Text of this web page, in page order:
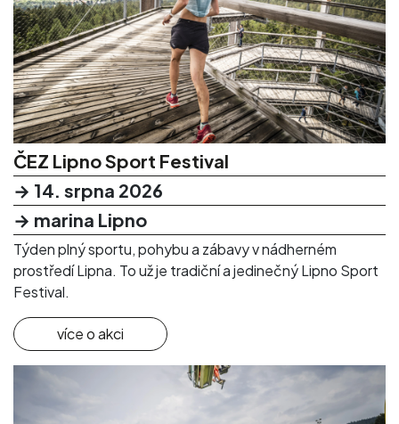
ČEZ Lipno Sport Festival
→ 14. srpna 2026
→ marina Lipno
Týden plný sportu, pohybu a zábavy v nádherném
prostředí Lipna. To už je tradiční a jedinečný Lipno Sport
Festival.
více o akci